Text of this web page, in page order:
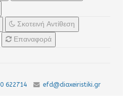
Σκοτεινή Αντίθεση
Επαναφορά
622714 efd@diaxeiristiki.gr